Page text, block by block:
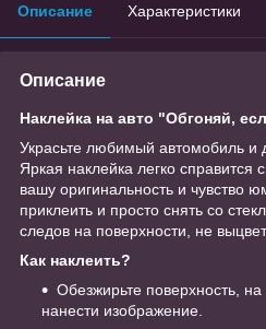
Описание Характеристики
Описание
Наклейка на авто "Обгоняй,
Украсьте любимый автомобиль и
Яркая наклейка легко справится
вашу оригинальность и чувство
приклеить и просто снять со
следов на поверхности, не
Как наклеить?
Обезжирьте поверхность,
нанести изображение.